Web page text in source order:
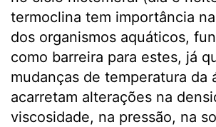
termoclina tem importância
dos organismos aquáticos,
como barreira para estes, já
mudanças de temperatura da
acarretam alterações na
viscosidade, na pressão, na